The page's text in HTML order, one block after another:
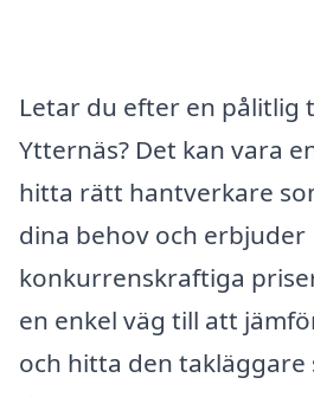
Letar du efter en pålitlig
Ytternäs? Det kan vara
hitta rätt hantverkare
dina behov och erbjuder
konkurrenskraftiga
en enkel väg till att
och hitta den takläggare